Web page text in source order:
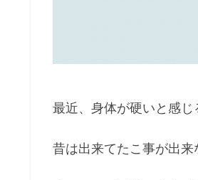
最近、身体が硬いと感じ
昔は出来てたこ事が出来